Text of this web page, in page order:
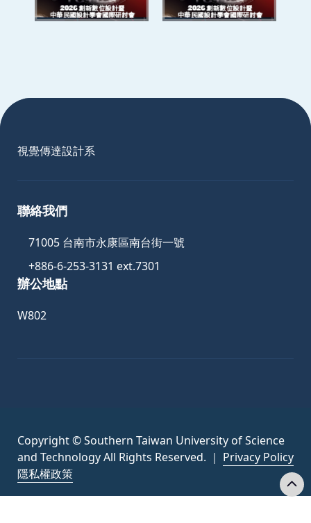
視覺傳達設計系
聯絡我們
71005 台南市永康區南台街一號
+886-6-253-3131 ext.7301
辦公地點
W802
Copyright © Southern Taiwan University of Science
and Technology All Rights Reserved. ｜ Privacy Policy
隱私權政策